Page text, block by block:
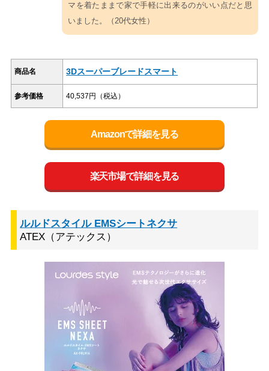
マを着たままで家で手軽に出来るのがいい点だと思
いました。（20代女性）
商品名 3Dスーパーブレードスマート
参考価格 40,537円（税込）
Amazonで詳細を見る
楽天市場で詳細を見る
ルルドスタイル EMSシートネクサ
ATEX（アテックス）